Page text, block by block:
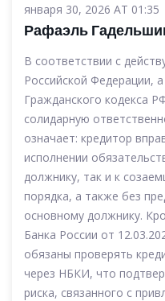
января 30, 2026 AT 01:35
Рафаэль
В соответствии с
Российской Федерации,
Гражданского кодекса
солидарную
означает: кредитор
исполнении
должнику, так и к
порядка, а также без
основному должнику.
Банка России от
обязаны проверять
через НБКИ, что
риска, связанного с